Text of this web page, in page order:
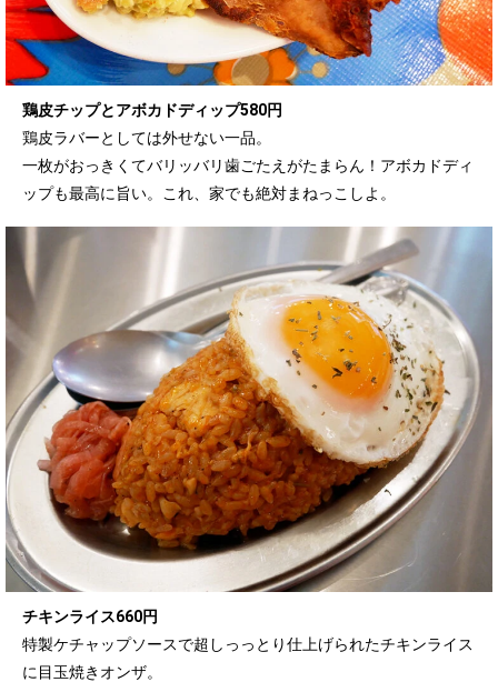
鶏皮チップとアボカドディップ580円
鶏皮ラバーとしては外せない一品。
一枚がおっきくてバリッバリ歯ごたえがたまらん！アボカドディ
ップも最高に旨い。これ、家でも絶対まねっこしよ。
チキンライス660円
特製ケチャップソースで超しっっとり仕上げられたチキンライス
に目玉焼きオンザ。